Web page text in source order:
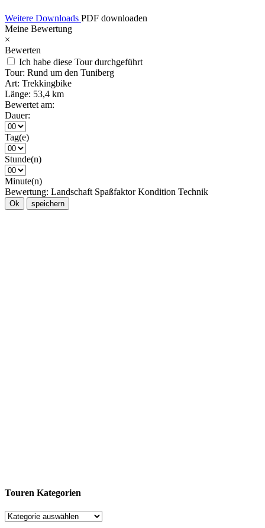
Weitere Downloads PDF downloaden
Meine Bewertung
×
Bewerten
Ich habe diese Tour durchgeführt
Tour: Rund um den Tuniberg
Art: Trekkingbike
Länge: 53,4 km
Bewertet am:
Dauer:
Tag(e)
Stunde(n)
Minute(n)
Bewertung: Landschaft Spaßfaktor Kondition Technik
Ok speichern
Touren Kategorien